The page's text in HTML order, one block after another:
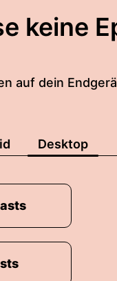
keine
auf dein
Desktop